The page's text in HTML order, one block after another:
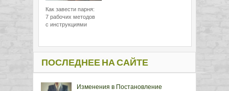
Как завести парня:
7 рабочих методов
с инструкциями
ПОСЛЕДНЕЕ НА САЙТЕ
Изменения в Постановление